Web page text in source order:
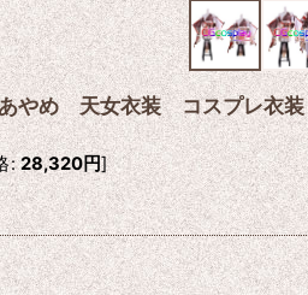
やめ 天女衣装 コスプレ衣装
: 28,320円]